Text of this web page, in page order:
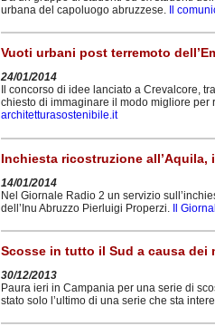
urbana del capoluogo abruzzese.
Il
Vuoti urbani post terremoto
24/01/2014
Il concorso di idee lanciato a Crevalcore,
chiesto di immaginare il modo migliore per
architetturasostenibile.it
Inchiesta ricostruzione
14/01/2014
Nel Giornale Radio 2 un servizio
dell’Inu Abruzzo Pierluigi Properzi. Il
Scosse in tutto il Sud a causa dei
30/12/2013
Paura ieri in Campania per una serie di
stato solo l’ultimo di una serie che sta